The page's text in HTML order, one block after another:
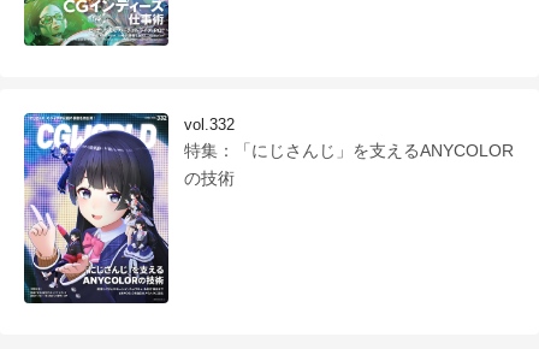
vol.332
特集：「にじさんじ」を支えるANYCOLOR
の技術